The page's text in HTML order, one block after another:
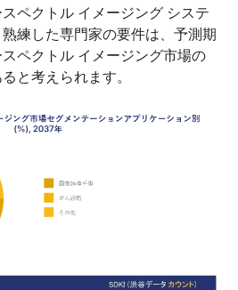
ペクトル イメージング システ
練した専門家の要件は、予測期
ペクトル イメージング市場の
と考えられます。